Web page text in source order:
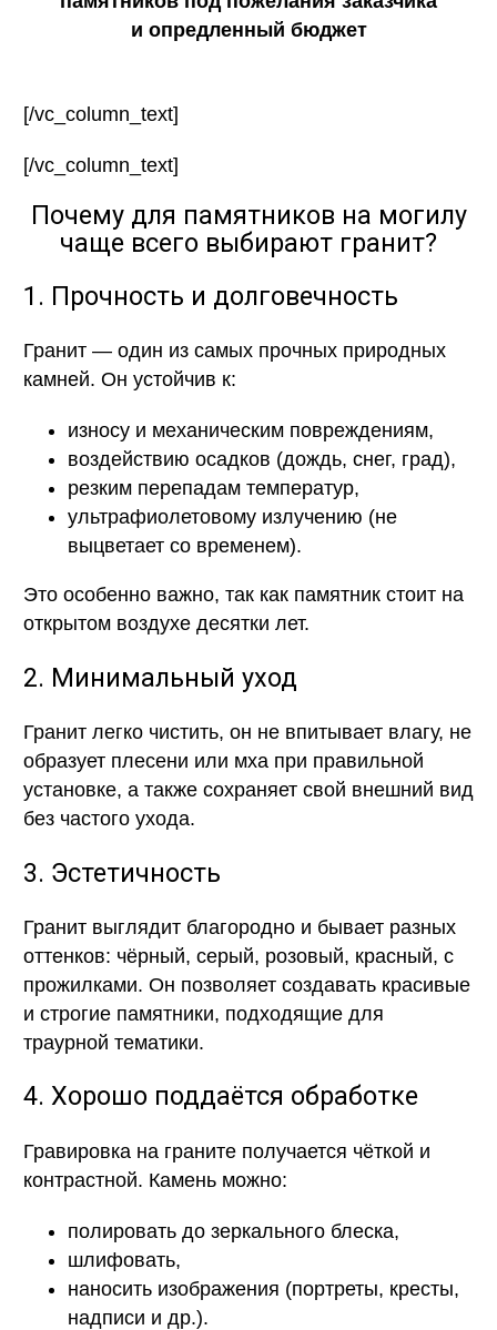
и опредленный бюджет
[/vc_column_text]
[/vc_column_text]
Почему для памятников на могилу
чаще всего выбирают гранит?
1. Прочность и долговечность
Гранит — один из самых прочных природных
камней. Он устойчив к:
износу и механическим повреждениям,
воздействию осадков (дождь, снег, град),
резким перепадам температур,
ультрафиолетовому излучению (не
выцветает со временем).
Это особенно важно, так как памятник стоит на
открытом воздухе десятки лет.
2. Минимальный уход
Гранит легко чистить, он не впитывает влагу, не
образует плесени или мха при правильной
установке, а также сохраняет свой внешний вид
без частого ухода.
3. Эстетичность
Гранит выглядит благородно и бывает разных
оттенков: чёрный, серый, розовый, красный, с
прожилками. Он позволяет создавать красивые
и строгие памятники, подходящие для
траурной тематики.
4. Хорошо поддаётся обработке
Гравировка на граните получается чёткой и
контрастной. Камень можно:
полировать до зеркального блеска,
шлифовать,
наносить изображения (портреты, кресты,
надписи и др.).